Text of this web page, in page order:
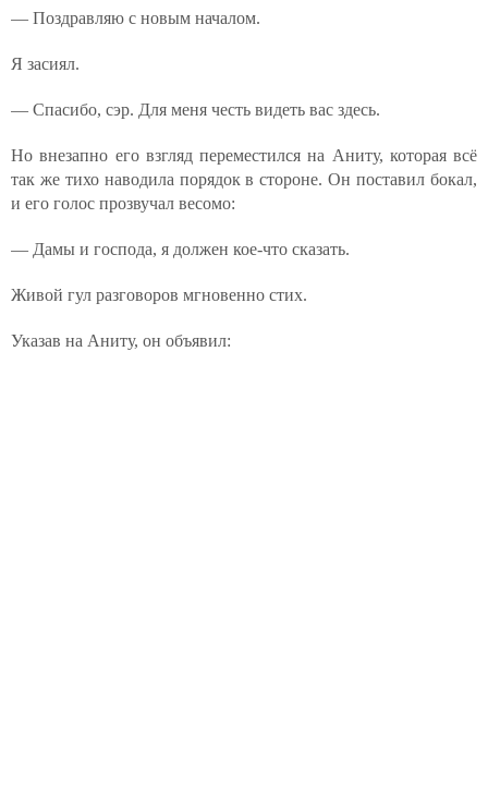
— Поздравляю с новым началом.
Я засиял.
— Спасибо, сэр. Для меня честь видеть вас здесь.
Но внезапно его взгляд переместился на Аниту, которая всё
так же тихо наводила порядок в стороне. Он поставил бокал,
и его голос прозвучал весомо:
— Дамы и господа, я должен кое-что сказать.
Живой гул разговоров мгновенно стих.
Указав на Аниту, он объявил: